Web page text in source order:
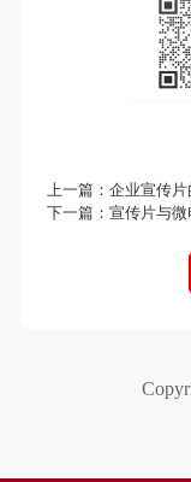
上一篇：企业宣传
下一篇：宣传片与